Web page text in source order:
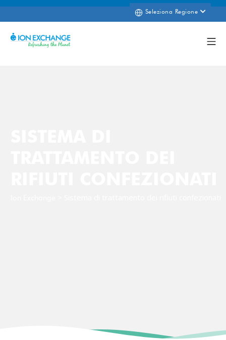
Seleziona Regione